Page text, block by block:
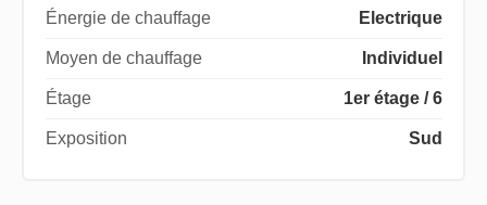
Énergie de chauffage Electrique
Moyen de chauffage Individuel
Étage 1er étage / 6
Exposition Sud